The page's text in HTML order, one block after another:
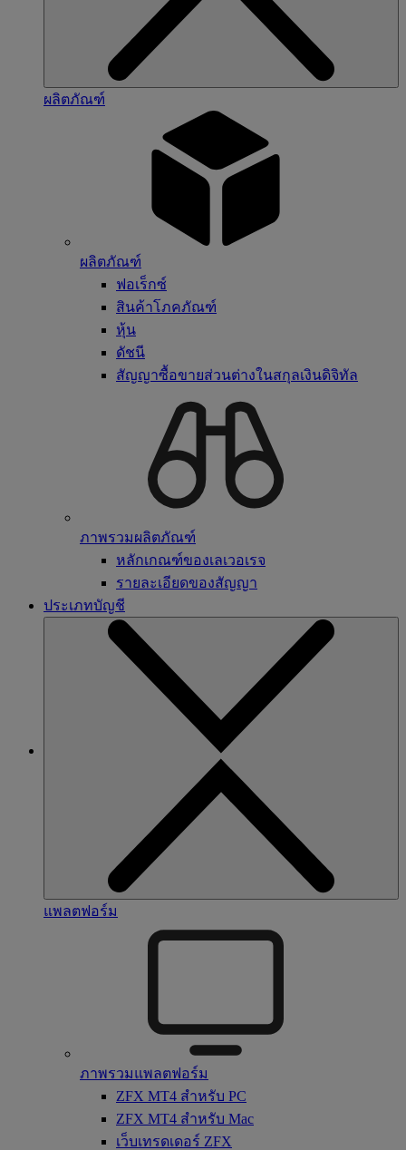
ผลิตภัณฑ์
ผลิตภัณฑ์
ฟอเร็กซ์
สินค้าโภคภัณฑ์
หุ้น
ดัชนี
สัญญาซื้อขายส่วนต่างในสกุลเงินดิจิทัล
ภาพรวมผลิตภัณฑ์
หลักเกณฑ์ของเลเวอเรจ
รายละเอียดของสัญญา
ประเภทบัญชี
แพลตฟอร์ม
ภาพรวมแพลตฟอร์ม
ZFX MT4 สำหรับ PC
ZFX MT4 สำหรับ Mac
เว็บเทรดเดอร์ ZFX